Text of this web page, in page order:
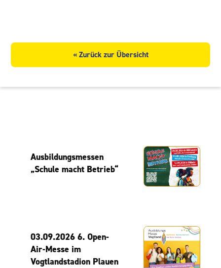
« Zurück zur Übersicht
Ausbildungsmessen
„Schule macht Betrieb“
03.09.2026 6. Open-
Air-Messe im
Vogtlandstadion Plauen